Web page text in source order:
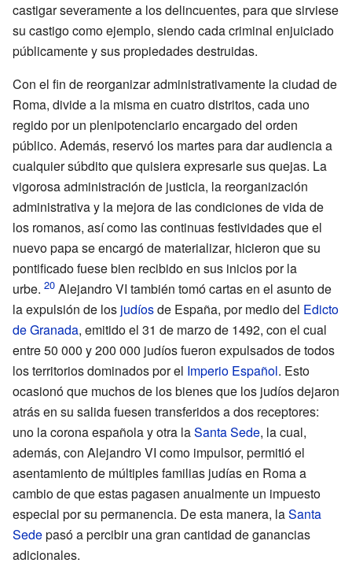
castigar severamente a los delincuentes, para que sirviese
su castigo como ejemplo, siendo cada criminal enjuiciado
públicamente y sus propiedades destruidas.
Con el fin de reorganizar administrativamente la ciudad de
Roma, divide a la misma en cuatro distritos, cada uno
regido por un plenipotenciario encargado del orden
público. Además, reservó los martes para dar audiencia a
cualquier súbdito que quisiera expresarle sus quejas. La
vigorosa administración de justicia, la reorganización
administrativa y la mejora de las condiciones de vida de
los romanos, así como las continuas festividades que el
nuevo papa se encargó de materializar, hicieron que su
pontificado fuese bien recibido en sus inicios por la
urbe.
Alejandro VI también tomó cartas en el asunto de
la expulsión de los judíosde España, por medio del Edicto
de Granada, emitido el 31 de marzo de 1492, con el cual
entre 50 000 y 200 000 judíos fueron expulsados de todos
los territorios dominados por el Imperio Español. Esto
ocasionó que muchos de los bienes que los judíos dejaron
atrás en su salida fuesen transferidos a dos receptores:
uno la corona española y otra laSanta Sede, la cual,
además, con AlejandroVI como impulsor, permitió el
asentamiento de múltiples familias judías en Roma a
cambio de que estas pagasen anualmente un impuesto
especial por su permanencia. De esta manera, laSanta
Sedepasó a percibir una gran cantidad de ganancias
adicionales.